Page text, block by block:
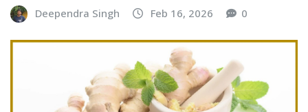
Deependra Singh Feb 16, 2026 0